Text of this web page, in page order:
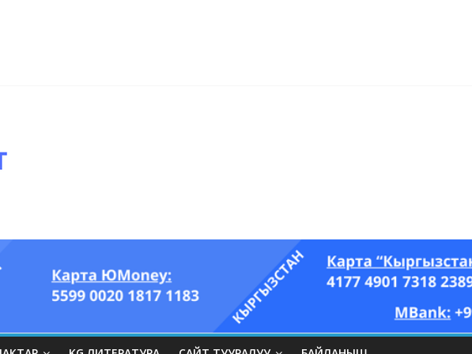
өпкөсүнө, бөйрөгүнө суук тийгизип алган…” (Динара БЕЙШЕНАЛИЕВА, “Азия Ньюс”